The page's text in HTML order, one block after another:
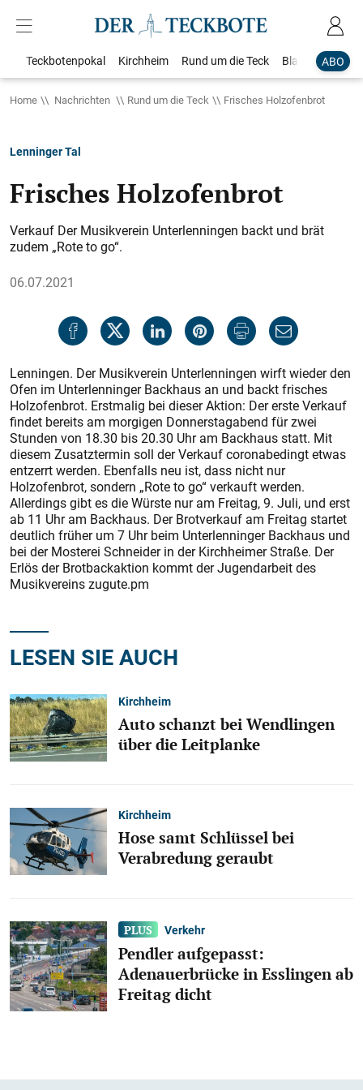
ABO
Teckbotenpokal Kirchheim Rund um die Teck Blaulicht
Home Nachrichten Rund um die Teck Frisches Holzofenbrot
Lenninger Tal
Frisches Holzofenbrot
Verkauf Der Musikverein Unterlenningen backt und brät
zudem „Rote to go“.
06.07.2021
Lenningen. Der Musikverein Unterlenningen wirft wieder den
Ofen im Unterlenninger Backhaus an und backt frisches
Holzofenbrot. Erstmalig bei dieser Aktion: Der erste Verkauf
findet bereits am morgigen Donnerstagabend für zwei
Stunden von 18.30 bis 20.30 Uhr am Backhaus statt. Mit
diesem Zusatztermin soll der Verkauf coronabedingt etwas
entzerrt werden. Ebenfalls neu ist, dass nicht nur
Holzofenbrot, sondern „Rote to go“ verkauft werden.
Allerdings gibt es die Würste nur am Freitag, 9. Juli, und erst
ab 11 Uhr am Backhaus. Der Brotverkauf am Freitag startet
deutlich früher um 7 Uhr beim Unterlenninger Backhaus und
bei der Mosterei Schneider in der Kirchheimer Straße. Der
Erlös der Brotbackaktion kommt der Jugendarbeit des
Musikvereins zugute.pm
LESEN SIE AUCH
Kirchheim
Auto schanzt bei Wendlingen
über die Leitplanke
Kirchheim
Hose samt Schlüssel bei
Verabredung geraubt
Verkehr
Pendler aufgepasst:
Adenauerbrücke in Esslingen ab
Freitag dicht